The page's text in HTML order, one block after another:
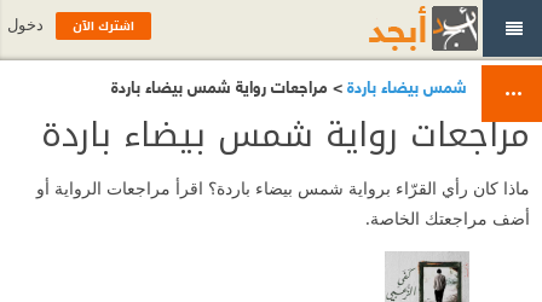
شمس بيضاء باردة> مراجعات رواية شمس بيضاء باردة
مراجعات رواية شمس بيضاء باردة
ماذا كان رأي القرّاء برواية شمس بيضاء باردة؟ اقرأ مراجعات الرواية أو
أضف مراجعتك الخاصة.
اشترك الآن دخول